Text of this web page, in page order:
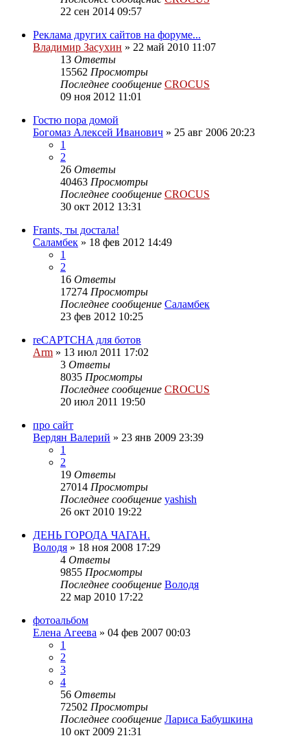
22 сен 2014 09:57
Реклама других сайтов на форуме...
Владимир Засухин » 22 май 2010 11:07
13 Ответы
15562 Просмотры
Последнее сообщение CROCUS
09 ноя 2012 11:01
Гостю пора домой
Богомаз Алексей Иванович » 25 авг 2006 20:23
1
2
26 Ответы
40463 Просмотры
Последнее сообщение CROCUS
30 окт 2012 13:31
Frants, ты достала!
Саламбек » 18 фев 2012 14:49
1
2
16 Ответы
17274 Просмотры
Последнее сообщение Саламбек
23 фев 2012 10:25
reCAPTCHA для ботов
Arm » 13 июл 2011 17:02
3 Ответы
8035 Просмотры
Последнее сообщение CROCUS
20 июл 2011 19:50
про сайт
Вердян Валерий » 23 янв 2009 23:39
1
2
19 Ответы
27014 Просмотры
Последнее сообщение yashish
26 окт 2010 19:22
ДЕНЬ ГОРОДА ЧАГАН.
Володя » 18 ноя 2008 17:29
4 Ответы
9855 Просмотры
Последнее сообщение Володя
22 мар 2010 17:22
фотоальбом
Елена Агеева » 04 фев 2007 00:03
1
2
3
4
56 Ответы
72502 Просмотры
Последнее сообщение Лариса Бабушкина
10 окт 2009 21:31